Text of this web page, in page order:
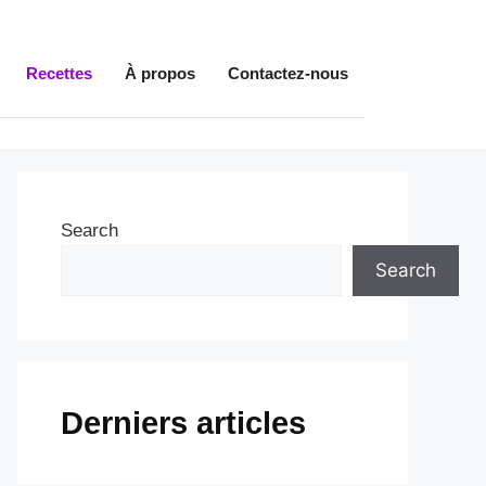
Recettes À propos Contactez-nous
Search
Search
Derniers articles